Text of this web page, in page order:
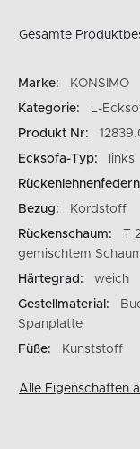
Gesamte
Marke:
KONSIMO
Kategorie:
L-
Produkt Nr:
Ecksofa-Typ:
links
Bezug:
Kordstoff
Rückenschaum:
T
gemischtem
Härtegrad:
weich
Gestellmaterial:
Spanplatte
Füße:
Kunststoff
Alle Eigenschaften